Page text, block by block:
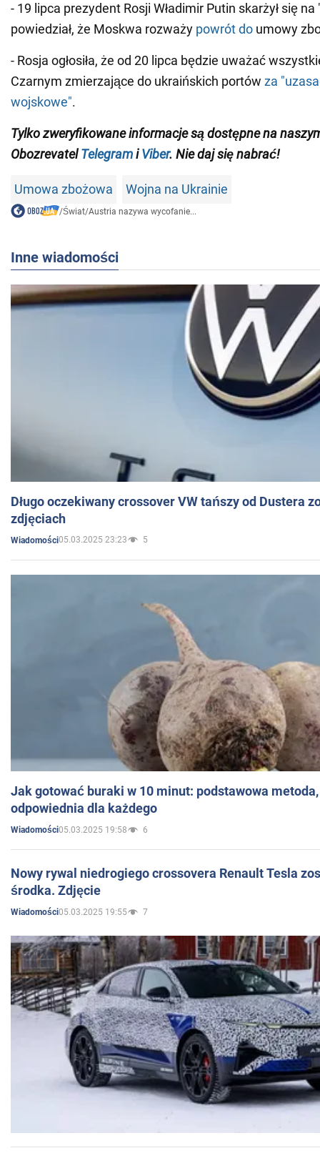
- 19 lipca prezydent Rosji Władimir Putin skarżył się na
powiedział, że Moskwa rozważy powrót do umowy
- Rosja ogłosiła, że od 20 lipca będzie uważać
Czarnym zmierzające do ukraińskich portów za
wojskowe".
Tylko zweryfikowane informacje są dostępne na
ObozrevatelTelegramiViber. Nie daj się nabrać!
Umowa zbożowa Wojna na Ukrainie
/Świat/Austria nazywa wycofanie...
Inne wiadomości
Długo oczekiwany crossover VW tańszy od Dustera
zdjęciach
Wiadomości05.03.2025 23:23 5
Jak gotować buraki w 10 minut: podstawowa
odpowiednia dla każdego
Wiadomości05.03.2025 19:58 6
Nowy rywal niedrogiego crossovera Renault Tesla
środka. Zdjęcie
Wiadomości05.03.2025 19:55 7